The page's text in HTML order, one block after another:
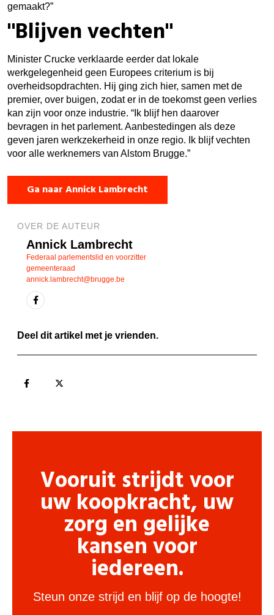
gemaakt?”
"Blijven vechten"
Minister Crucke verklaarde eerder dat lokale
werkgelegenheid geen Europees criterium is bij
overheidsopdrachten. Hij ging zich hier, samen met de
premier, over buigen, zodat er in de toekomst geen verlies
kan zijn voor onze industrie. “Ik blijf hen daarover
bevragen in het parlement. Aanbestedingen als deze
geven jaren werkzekerheid in onze regio. Ik blijf vechten
voor alle werknemers van Alstom Brugge.”
Ga naar Annick Lambrecht
OVER DE AUTEUR
Annick Lambrecht
Federaal parlementslid en voorzitter
gemeenteraad
annick.lambrecht@brugge.be
Deel dit artikel met je vrienden.
Vooruit strijdt voor
uw koopkracht, uw
zorg en gelijke
kansen voor
iedereen.
Steun onze strijd en blijf op de hoogte!